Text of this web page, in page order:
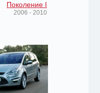
Поколение I
2006 - 2010